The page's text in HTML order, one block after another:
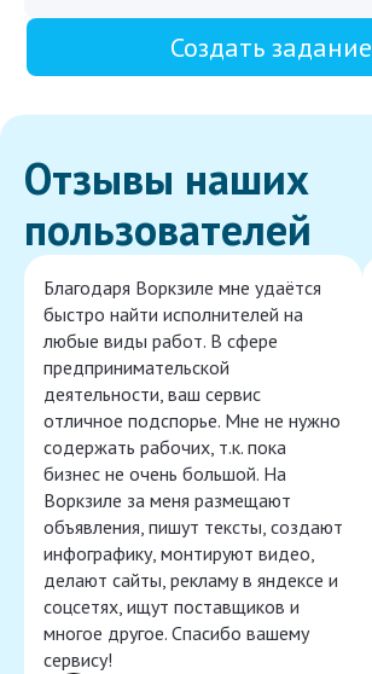
Создать задание
Отзывы наших
пользователей
Благодаря Воркзиле мне удаётся
быстро найти исполнителей на
любые виды работ. В сфере
предпринимательской
деятельности, ваш сервис
отличное подспорье. Мне не нужно
содержать рабочих, т.к. пока
бизнес не очень большой. На
Воркзиле за меня размещают
объявления, пишут тексты, создают
инфографику, монтируют видео,
делают сайты, рекламу в яндексе и
соцсетях, ищут поставщиков и
многое другое. Спасибо вашему
сервису!